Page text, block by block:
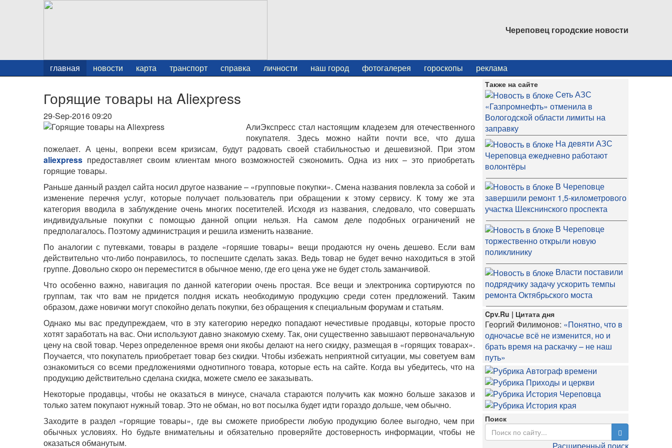
Череповец городские новости
главная новости карта транспорт справка личности наш город фотогалерея гороскопы реклама
Горящие товары на Aliexpress
29-Sep-2016 09:20
АлиЭкспресс стал настоящим кладезем для отечественного
покупателя. Здесь можно найти почти все, что душа
пожелает. А цены, вопреки всем кризисам, будут радовать своей стабильностью и дешевизной. При этом
aliexpress предоставляет своим клиентам много возможностей сэкономить. Одна из них – это приобретать
горящие товары.
Раньше данный раздел сайта носил другое название – «групповые покупки». Смена названия повлекла за собой и
изменение перечня услуг, которые получает пользователь при обращении к этому сервису. К тому же эта
категория вводила в заблуждение очень многих посетителей. Исходя из названия, следовало, что совершать
индивидуальные покупки с помощью данной опции нельзя. На самом деле подобных ограничений не
предполагалось. Поэтому администрация и решила изменить название.
По аналогии с путевками, товары в разделе «горяшие товары» вещи продаются ну очень дешево. Если вам
действительно что-либо понравилось, то поспешите сделать заказ. Ведь товар не будет вечно находиться в этой
группе. Довольно скоро он переместится в обычное меню, где его цена уже не будет столь заманчивой.
Что особенно важно, навигация по данной категории очень простая. Все вещи и электроника сортируются по
группам, так что вам не придется полдня искать необходимую продукцию среди сотен предложений. Таким
образом, даже новички могут спокойно делать покупки, без обращения к специальным форумам и статьям.
Однако мы вас предупреждаем, что в эту категорию нередко попадают нечестивые продавцы, которые просто
хотят заработать на вас. Они используют давно знакомую схему. Так, они существенно завышают первоначальную
цену на свой товар. Через определенное время они якобы делают на него скидку, размещая в «горящих товарах».
Поучается, что покупатель приобретает товар без скидки. Чтобы избежать неприятной ситуации, мы советуем вам
ознакомиться со всеми предложениями однотипного товара, которые есть на сайте. Когда вы убедитесь, что на
продукцию действительно сделана скидка, можете смело ее заказывать.
Некоторые продавцы, чтобы не оказаться в минусе, сначала стараются получить как можно больше заказов и
только затем покупают нужный товар. Это не обман, но вот посылка будет идти гораздо дольше, чем обычно.
Заходите в раздел «горящие товары», где вы сможете приобрести любую продукцию более выгодно, чем при
обычных условиях. Но будьте внимательны и обязательно проверяйте достоверность информации, чтобы не
оказаться обманутым.
Также на сайте
Сеть АЗС
«Газпромнефть» отменила в
Вологодской области лимиты на
заправку
На девяти АЗС
Череповца ежедневно работают
волонтёры
В Череповце
завершили ремонт 1,5-километрового
участка Шекснинского проспекта
В Череповце
торжественно открыли новую
поликлинику
Власти поставили
подрядчику задачу ускорить темпы
ремонта Октябрьского моста
Cpv.Ru | Цитата дня
Георгий Филимонов: «Понятно, что в
одночасье всё не изменится, но и
брать время на раскачку – не наш
путь»
Поиск